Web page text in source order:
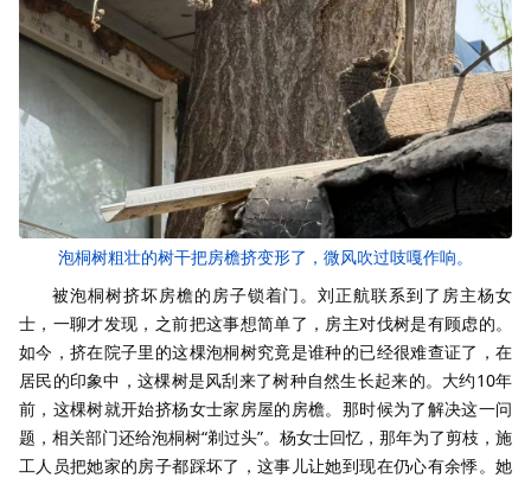
泡桐树粗壮的树干把房檐挤变形了，微风吹过吱嘎作响。
被泡桐树挤坏房檐的房子锁着门。刘正航联系到了房主杨女
士，一聊才发现，之前把这事想简单了，房主对伐树是有顾虑的。
如今，挤在院子里的这棵泡桐树究竟是谁种的已经很难查证了，在
居民的印象中，这棵树是风刮来了树种自然生长起来的。大约10年
前，这棵树就开始挤杨女士家房屋的房檐。那时候为了解决这一问
题，相关部门还给泡桐树“剃过头”。杨女士回忆，那年为了剪枝，施
工人员把她家的房子都踩坏了，这事儿让她到现在仍心有余悸。她